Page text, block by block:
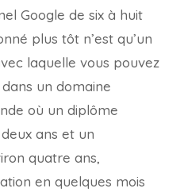
Google de six à huit
plus tôt n’est qu’un
laquelle vous pouvez
un domaine
où un diplôme
ans et un
quatre ans,
en quelques mois